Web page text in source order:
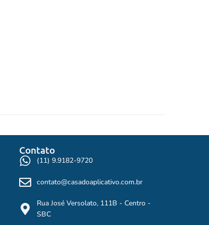
Contato
(11) 9.9182-9720
contato@casadoaplicativo.com.br
Rua José Versolato, 111B - Centro -
SBC